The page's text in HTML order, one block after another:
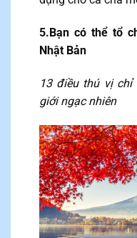
5.Bạn có thể tổ
Nhật Bản
13 điều thú vị chỉ
giới ngạc nhiên